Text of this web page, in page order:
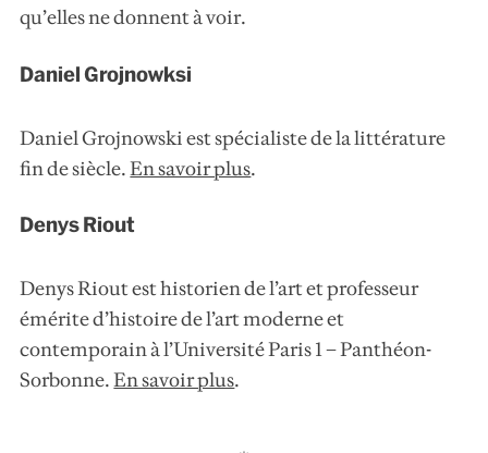
qu’elles ne donnent à voir.
Daniel Grojnowksi
Daniel Grojnowski est spécialiste de la littérature
fin de siècle.En savoir plus.
Denys Riout
Denys Riout est historien de l’art et professeur
émérite d’histoire de l’art moderne et
contemporain à l’Université Paris 1 – Panthéon-
Sorbonne.En savoir plus.